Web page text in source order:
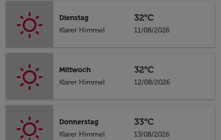
Dienstag
Klarer Himmel
32°C
11/08/2026
Mittwoch
Klarer Himmel
32°C
12/08/2026
Donnerstag
Klarer Himmel
33°C
13/08/2026